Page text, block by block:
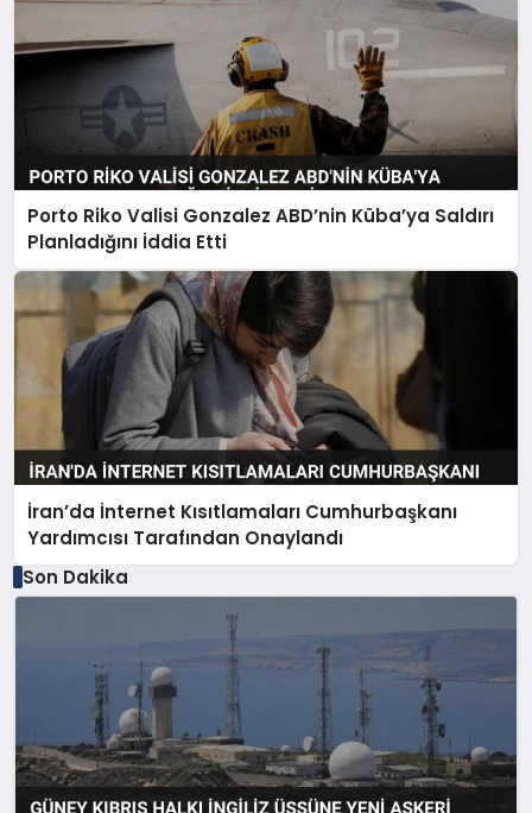
Porto Riko Valisi Gonzalez ABD’nin Küba’ya Saldırı
Planladığını İddia Etti
İran’da İnternet Kısıtlamaları Cumhurbaşkanı
Yardımcısı Tarafından Onaylandı
Son Dakika